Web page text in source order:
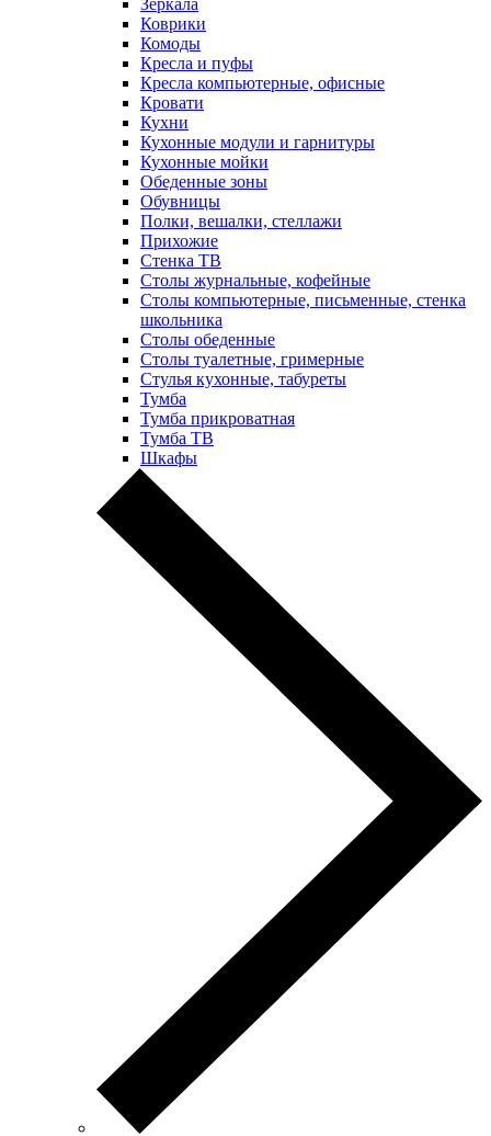
Коврики
Комоды
Кресла и пуфы
Кресла компьютерные, офисные
Кровати
Кухни
Кухонные модули и гарнитуры
Кухонные мойки
Обеденные зоны
Обувницы
Полки, вешалки, стеллажи
Прихожие
Стенка ТВ
Столы журнальные, кофейные
Столы компьютерные, письменные, стенка
школьника
Столы обеденные
Столы туалетные, гримерные
Стулья кухонные, табуреты
Тумба
Тумба прикроватная
Тумба ТВ
Шкафы